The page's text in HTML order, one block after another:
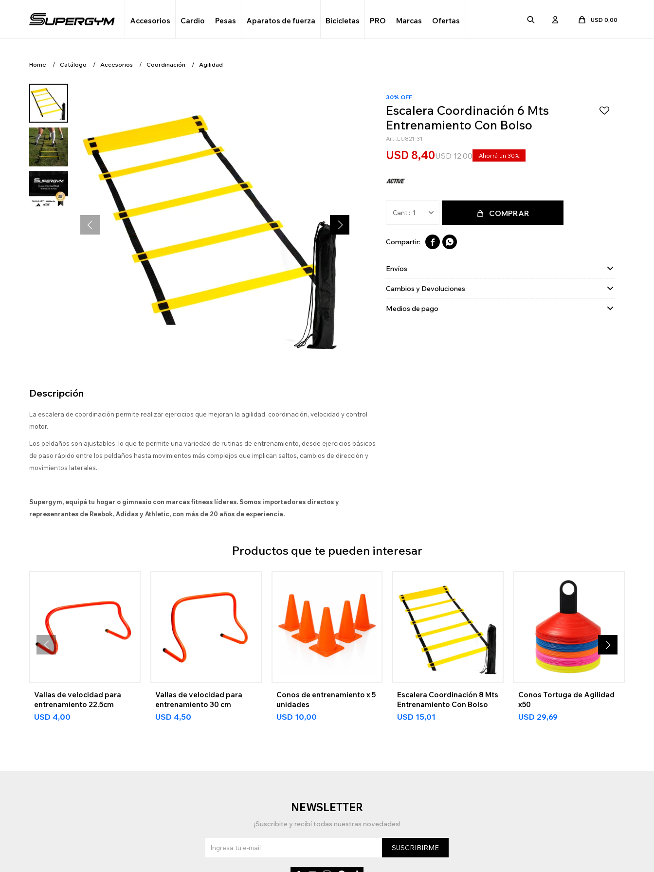
Accesorios Cardio Pesas Aparatos de fuerza Bicicletas PRO Marcas Ofertas USD 0,00
Home Catálogo Accesorios Coordinación Agilidad
30% OFF
Escalera Coordinación 6 Mts
Entrenamiento Con Bolso
LU821-31
USD 8,40USD 12,00 30
1 COMPRAR
 
Envíos
Cambios y Devoluciones
Medios de pago
Descripción
La escalera de coordinación permite realizar ejercicios que mejoran la agilidad, coordinación, velocidad y control
motor.
Los peldaños son ajustables, lo que te permite una variedad de rutinas de entrenamiento, desde ejercicios básicos
de paso rápido entre los peldaños hasta movimientos más complejos que implican saltos, cambios de dirección y
movimientos laterales.
Supergym, equipá tu hogar o gimnasio con marcas fitness líderes. Somos importadores directos y
represenrantes de Reebok, Adidas y Athletic, con más de 20 años de experiencia.
Productos que te pueden interesar
Vallas de velocidad para
entrenamiento 22.5cm
USD 4,00
Vallas de velocidad para
entrenamiento 30 cm
USD 4,50
Conos de entrenamiento x 5
unidades
USD 10,00
Escalera Coordinación 8 Mts
Entrenamiento Con Bolso
USD 15,01
Conos Tortuga de Agilidad
x50
USD 29,69
NEWSLETTER
¡Suscribite y recibí todas nuestras novedades!
SUSCRIBIRME